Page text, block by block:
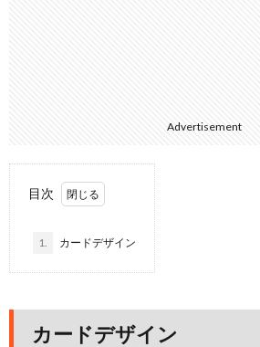
Advertisement
目次
1. カードデザイン
カードデザイン